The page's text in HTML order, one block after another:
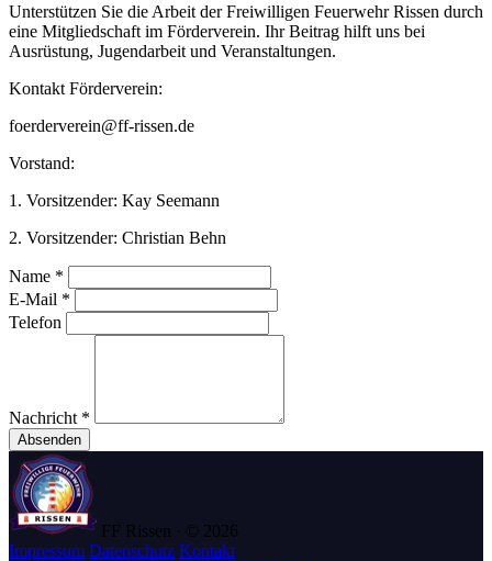
Unterstützen Sie die Arbeit der Freiwilligen Feuerwehr Rissen durch
eine Mitgliedschaft im Förderverein. Ihr Beitrag hilft uns bei
Ausrüstung, Jugendarbeit und Veranstaltungen.
Kontakt Förderverein:
foerderverein@ff-rissen.de
Vorstand:
1. Vorsitzender: Kay Seemann
2. Vorsitzender: Christian Behn
Name *
E-Mail *
Telefon
Nachricht *
Absenden
FF Rissen · © 2026
Impressum Datenschutz Kontakt